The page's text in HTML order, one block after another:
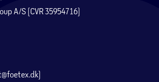
A/S (CVR 35954716)